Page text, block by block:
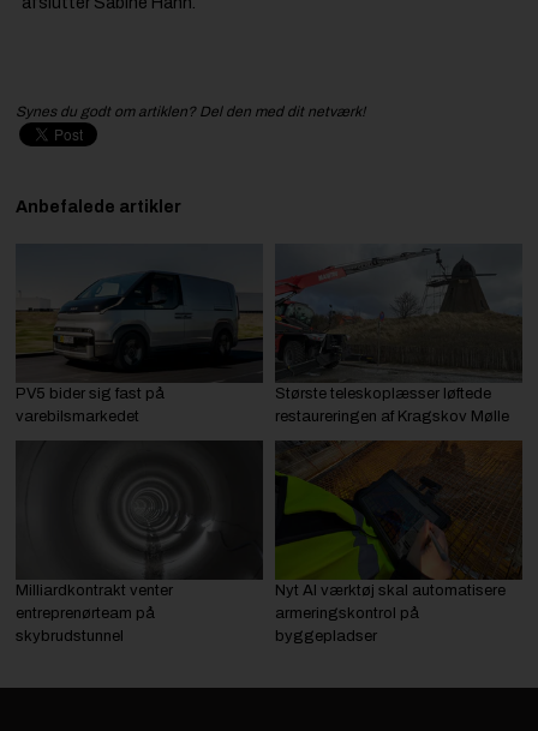
Synes du godt om artiklen? Del den med dit netværk!
Anbefalede artikler
PV5 bider sig fast på
varebilsmarkedet
Største teleskoplæsser løftede
restaureringen af Kragskov Mølle
Milliardkontrakt venter
entreprenørteam på
skybrudstunnel
Nyt AI værktøj skal automatisere
armeringskontrol på
byggepladser